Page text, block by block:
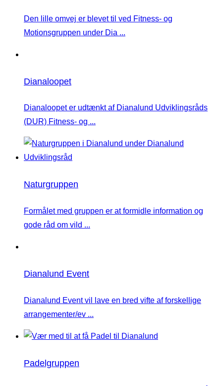
Den lille omvej er blevet til ved Fitness- og
Motionsgruppen under Dia ...
Dianaloopet
Dianaloopet er udtænkt af Dianalund Udviklingsråds
(DUR) Fitness- og ...
Naturgruppen
Formålet med gruppen er at formidle information og
gode råd om vild ...
Dianalund Event
Dianalund Event vil lave en bred vifte af forskellige
arrangementer/ev ...
Padelgruppen